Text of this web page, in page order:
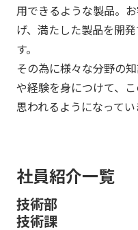
用できるような製品。
げ、満たした製品を開
す。
その為に様々な分野の
や経験を身につけて、
思われるようになってい
社員紹介一覧
技術部
技術課